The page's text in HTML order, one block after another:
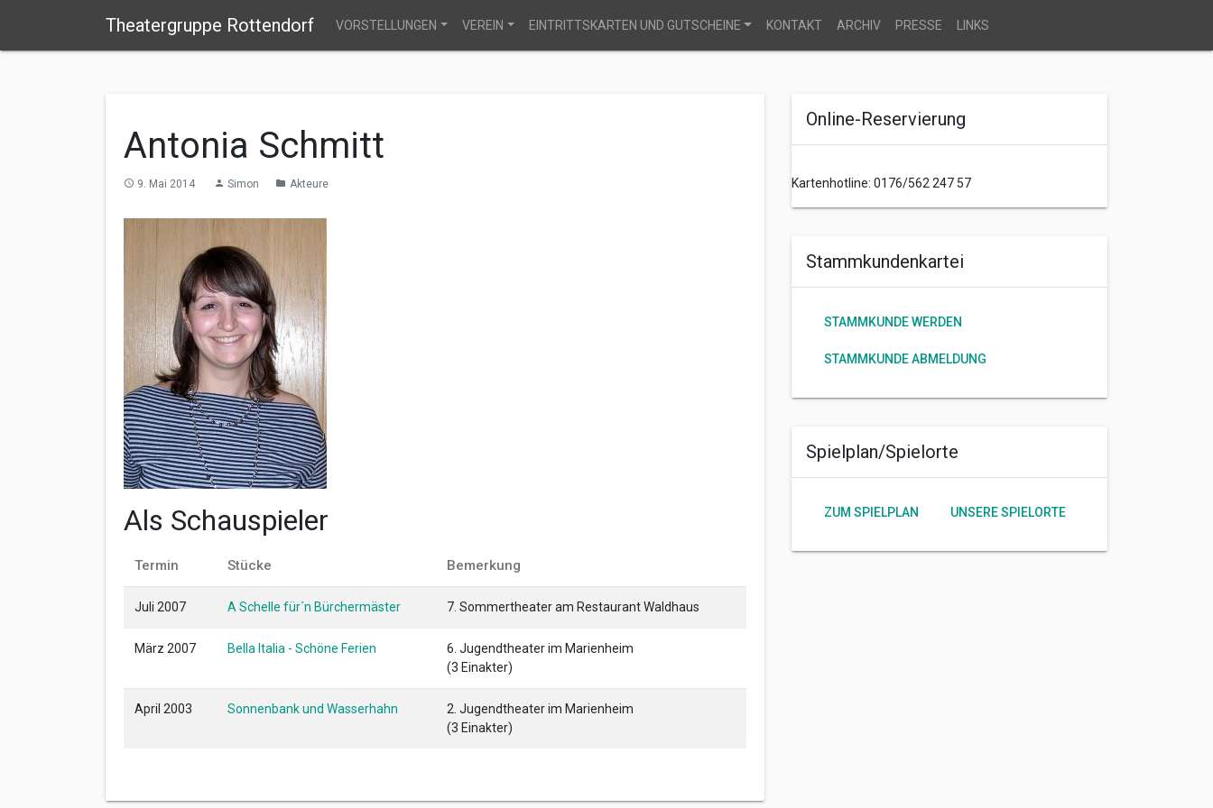
Theatergruppe Rottendorf VORSTELLUNGEN VEREIN EINTRITTSKARTEN UND GUTSCHEINE KONTAKT ARCHIV PRESSE LINKS
Antonia Schmitt
access_time 9. Mai 2014 person Simon folder Akteure
Als Schauspieler
Termin Stücke Bemerkung
Juli 2007 A Schelle für´n Bürchermäster 7. Sommertheater am Restaurant Waldhaus
März 2007 Bella Italia - Schöne Ferien
6. Jugendtheater im Marienheim
(3 Einakter)
April 2003 Sonnenbank und Wasserhahn
2. Jugendtheater im Marienheim
(3 Einakter)
Online-Reservierung
Kartenhotline: 0176/562 247 57
Stammkundenkartei
STAMMKUNDE WERDEN
STAMMKUNDE ABMELDUNG
Spielplan/Spielorte
ZUM SPIELPLAN UNSERE SPIELORTE